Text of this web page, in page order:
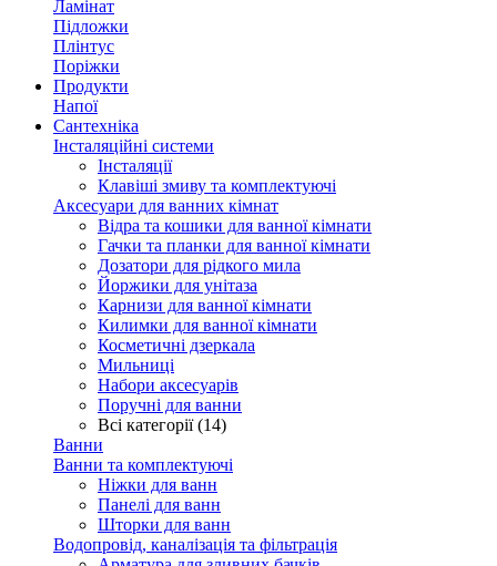
Ламінат
Підложки
Плінтус
Поріжки
Продукти
Напої
Сантехніка
Інсталяційні системи
Інсталяції
Клавіші змиву та комплектуючі
Аксесуари для ванних кімнат
Відра та кошики для ванної кімнати
Гачки та планки для ванної кімнати
Дозатори для рідкого мила
Йоржики для унітаза
Карнизи для ванної кімнати
Килимки для ванної кімнати
Косметичні дзеркала
Мильниці
Набори аксесуарів
Поручні для ванни
Всі категорії (14)
Ванни
Ванни та комплектуючі
Ніжки для ванн
Панелі для ванн
Шторки для ванн
Водопровід, каналізація та фільтрація